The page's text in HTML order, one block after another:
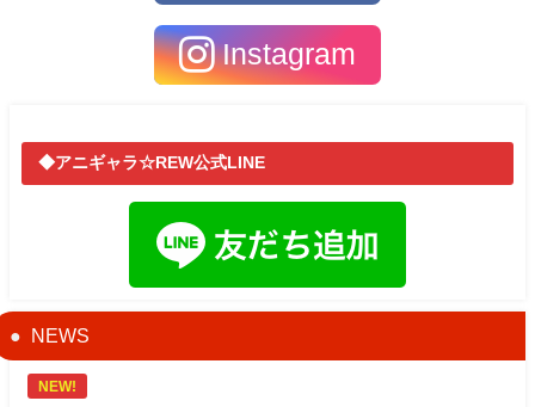
Instagram
◆アニギャラ☆REW公式LINE
NEWS
NEW!